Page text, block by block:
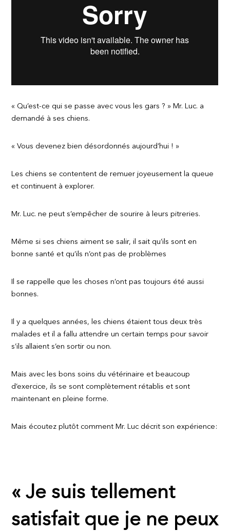
« Qu’est-ce qui se passe avec vous les gars ? » Mr. Luc. a
demandé à ses chiens.
« Vous devenez bien désordonnés aujourd’hui ! »
Les chiens se contentent de remuer joyeusement la queue
et continuent à explorer.
Mr. Luc. ne peut s’empêcher de sourire à leurs pitreries.
Même si ses chiens aiment se salir, il sait qu’ils sont en
bonne santé et qu’ils n’ont pas de problèmes
Il se rappelle que les choses n’ont pas toujours été aussi
bonnes.
Il y a quelques années, les chiens étaient tous deux très
malades et il a fallu attendre un certain temps pour savoir
s’ils allaient s’en sortir ou non.
Mais avec les bons soins du vétérinaire et beaucoup
d’exercice, ils se sont complètement rétablis et sont
maintenant en pleine forme.
Mais écoutez plutôt comment Mr. Luc décrit son expérience:
« Je suis tellement
satisfait que je ne peux